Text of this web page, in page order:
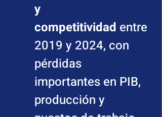
y
competitividad entre
2019 y 2024, con
pérdidas
importantes en PIB,
producción y